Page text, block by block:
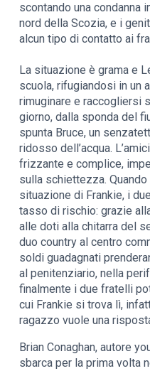
scontando una condanna
nord della Scozia, e i
alcun tipo di contatto ai
La situazione è grama e
scuola, rifugiandosi in un
rimuginare e raccogliersi
giorno, dalla sponda del
spunta Bruce, un
ridosso dell’acqua.
frizzante e complice,
sulla schiettezza.
situazione di Frankie, i
tasso di rischio: grazie
alle doti alla chitarra del
duo country al centro
soldi guadagnati
al penitenziario, nella
finalmente i due fratelli
cui Frankie si trova lì,
ragazzo vuole una
Brian Conaghan, autore
sbarca per la prima volta